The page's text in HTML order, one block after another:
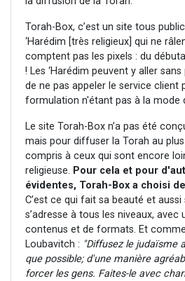
Torah-Box, c’est un site tous
‘Harédim [très religieux] qui ne
comptent pas les pixels : du
! Les ‘Harédim peuvent y aller
de ne pas appeler le service client
formulation n'étant pas à la mode
Le site Torah-Box n’a pas été
mais pour diffuser la Torah au
compris à ceux qui sont encore
religieuse. Pour cela et pour
évidentes, Torah-Box a choisi
C’est ce qui fait sa beauté et
s’adresse à tous les niveaux, avec
contenus et de formats. Et
Loubavitch : "Diffusez le judaïsme
que possible; d'une manière
forcer les gens. Faites-le avec